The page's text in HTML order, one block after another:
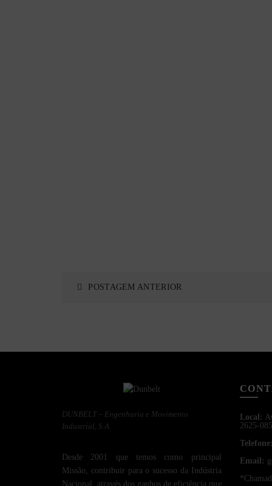
POSTAGEM ANTERIOR
DUNBELT – Engenharia e Movimento
Industrial, S.A.
Desde 2001 que temos como principal
Missão, contribuir para o sucesso da Indústria
Nacional, através dos ganhos de eficiência que
Local:
2625-
Telefone:
Email: